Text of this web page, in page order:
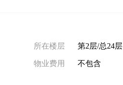
所在楼层 第2层/总24层
物业费用 不包含